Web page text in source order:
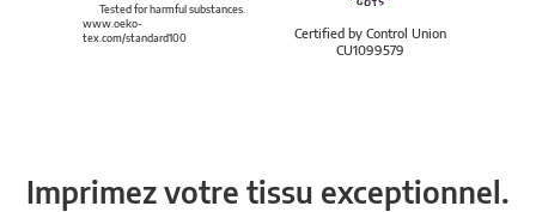
Certified by Control Union
CU1099579
Tested for harmful substances.
www.oeko-
tex.com/standard100
Imprimez votre tissu exceptionnel.